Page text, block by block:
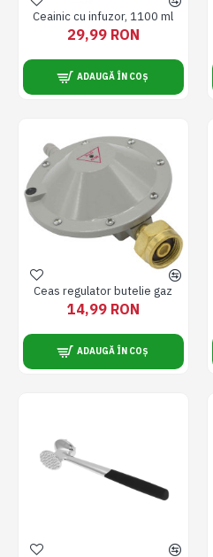
Ceainic cu infuzor, 1100 ml
29,99 RON
ADAUGĂ ÎN COȘ
Ceas regulator butelie gaz
14,99 RON
ADAUGĂ ÎN COȘ